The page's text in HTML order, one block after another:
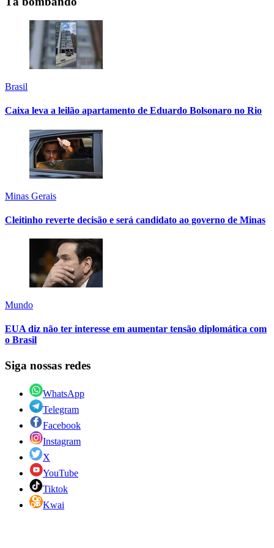
Brasil
Caixa leva a leilão apartamento de Eduardo Bolsonaro no Rio
Minas Gerais
Cleitinho reverte decisão e será candidato ao governo de Minas
Mundo
EUA diz não ter interesse em aumentar tensão diplomática com
o Brasil
Siga nossas redes
WhatsApp
Telegram
Facebook
Instagram
X
YouTube
Tiktok
Kwai